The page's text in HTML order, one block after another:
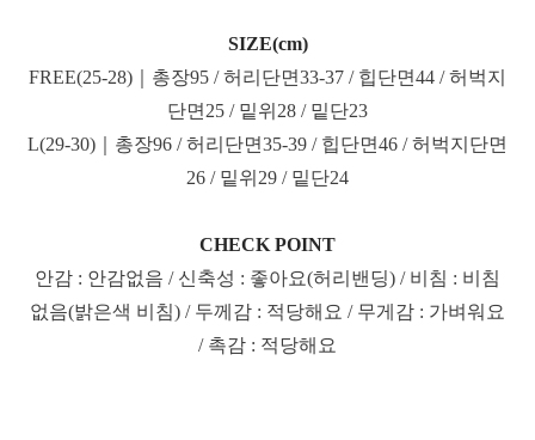
SIZE(cm)
FREE(25-28)｜총장95 / 허리단면33-37 / 힙단면44 / 허벅지
단면25 / 밑위28 / 밑단23
L(29-30)｜총장96 / 허리단면35-39 / 힙단면46 / 허벅지단면
26 / 밑위29 / 밑단24
CHECK POINT
안감 : 안감없음 / 신축성 : 좋아요(허리밴딩) / 비침 : 비침
없음(밝은색 비침) / 두께감 : 적당해요 / 무게감 : 가벼워요
/ 촉감 : 적당해요